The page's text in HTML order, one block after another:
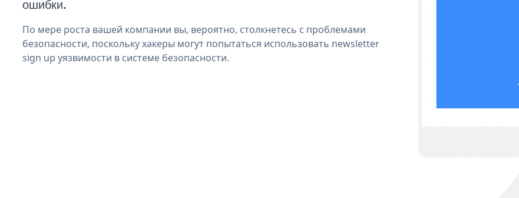
ошибки.
По мере роста вашей компании вы, вероятно, столкнетесь с проблемами
безопасности, поскольку хакеры могут попытаться использовать newsletter
sign up уязвимости в системе безопасности.